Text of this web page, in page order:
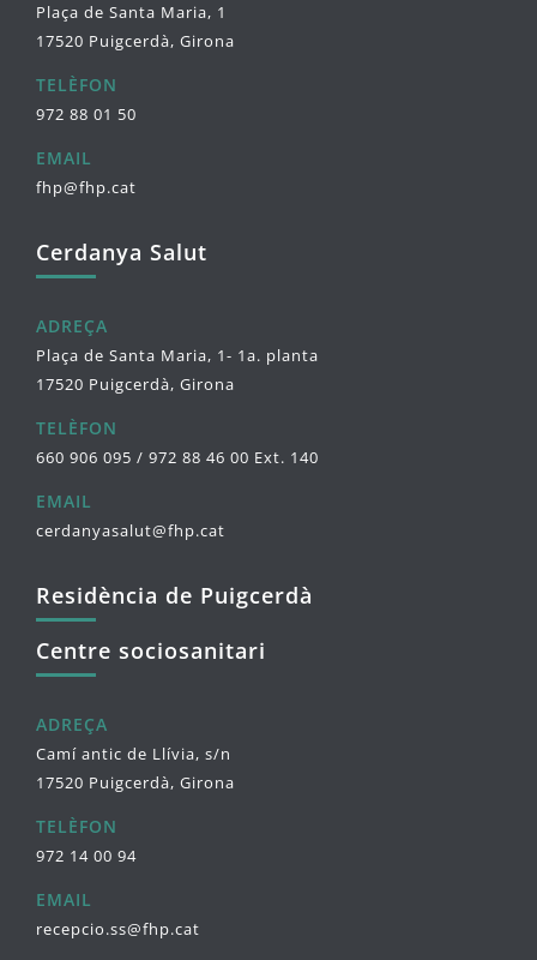
Plaça de Santa Maria, 1
17520 Puigcerdà, Girona
TELÈFON
972 88 01 50
EMAIL
fhp@fhp.cat
Cerdanya Salut
ADREÇA
Plaça de Santa Maria, 1- 1a. planta
17520 Puigcerdà, Girona
TELÈFON
660 906 095 / 972 88 46 00 Ext. 140
EMAIL
cerdanyasalut@fhp.cat
Residència de Puigcerdà
Centre sociosanitari
ADREÇA
Camí antic de Llívia, s/n
17520 Puigcerdà, Girona
TELÈFON
972 14 00 94
EMAIL
recepcio.ss@fhp.cat